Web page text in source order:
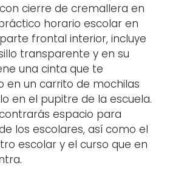
cierre de cremallera en
horario escolar en
frontal interior, incluye
transparente y en su
una cinta que te
en un carrito de mochilas
en el pupitre de la escuela.
espacio para
los escolares, así como el
escolar y el curso que en